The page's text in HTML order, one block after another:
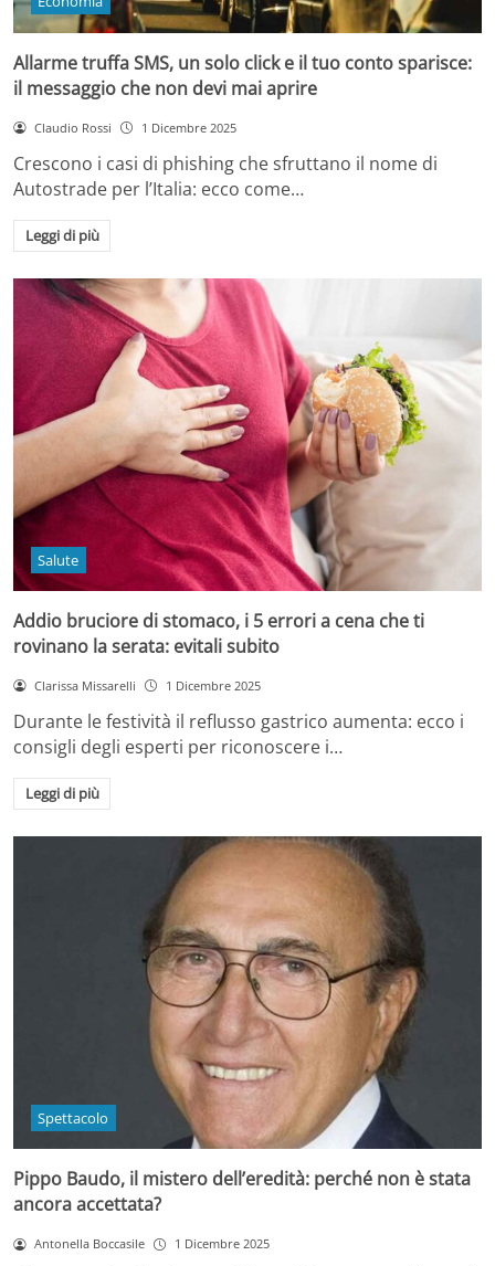
Allarme truffa SMS, un solo click e il tuo conto sparisce:
il messaggio che non devi mai aprire
Claudio Rossi 1 Dicembre 2025
Crescono i casi di phishing che sfruttano il nome di
Autostrade per l’Italia: ecco come…
Leggi di più
Salute
Addio bruciore di stomaco, i 5 errori a cena che ti
rovinano la serata: evitali subito
Clarissa Missarelli 1 Dicembre 2025
Durante le festività il reflusso gastrico aumenta: ecco i
consigli degli esperti per riconoscere i…
Leggi di più
Spettacolo
Pippo Baudo, il mistero dell’eredità: perché non è stata
ancora accettata?
Antonella Boccasile 1 Dicembre 2025